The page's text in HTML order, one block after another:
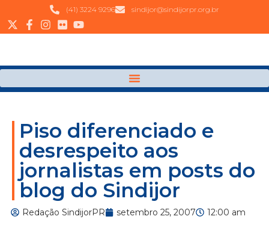
(41) 3224 9296 sindijor@sindijorpr.org.br
Piso diferenciado e
desrespeito aos
jornalistas em posts do
blog do Sindijor
Redação SindijorPR setembro 25, 2007 12:00 am